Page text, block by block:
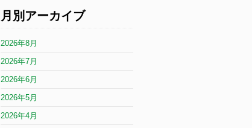
月別アーカイブ
2026年8月
2026年7月
2026年6月
2026年5月
2026年4月